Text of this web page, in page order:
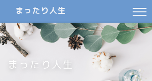
まったり人生
まったり人生